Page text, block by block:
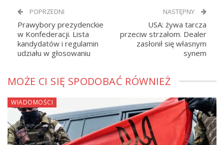
POPRZEDNI
Prawybory prezydenckie
w Konfederacji. Lista
kandydatów i regulamin
udziału w głosowaniu
NASTĘPNY
USA: żywa tarcza
przeciw strzałom. Dealer
zasłonił się własnym
synem
MOŻE CI SIĘ SPODOBAĆ RÓWNIEŻ
WIADOMOŚCI